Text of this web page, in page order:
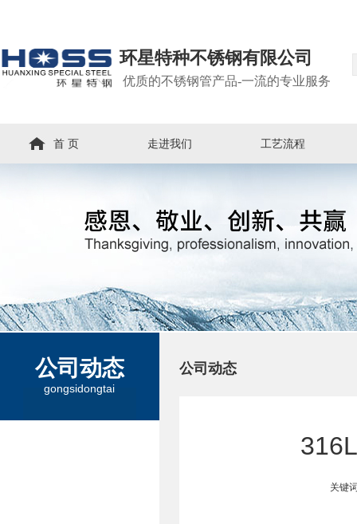
环星特种不锈钢有限公司
优质的不锈钢管产品-一流的专业服务
首 页 走进我们 工艺流程
公司动态
gongsidongtai
公司动态
关键